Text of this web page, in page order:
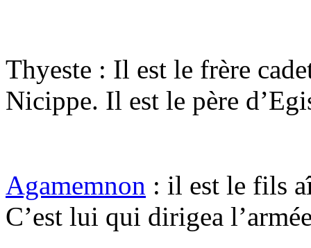
Thyeste : Il est le frère
Nicippe. Il est le père
Agamemnon : il est le fils
C’est lui qui dirigea